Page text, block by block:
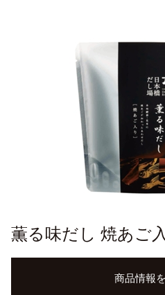
薫る味だし 焼あご
商品情報